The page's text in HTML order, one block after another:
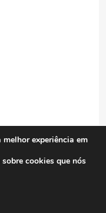
experiência em
cookies que nós